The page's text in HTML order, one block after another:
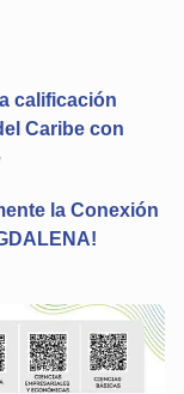
calificación
Caribe con
la Conexión